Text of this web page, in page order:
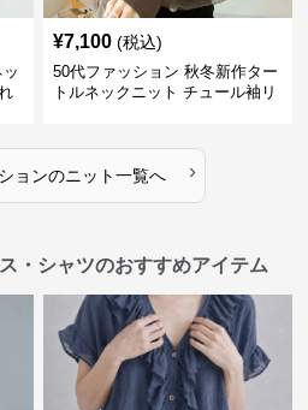
¥7,100 (税込)
50代ファッション 秋冬新作ター
トルネックニット チュール袖リ
ョンのニット一覧へ ›
・シャツのおすすめアイテム